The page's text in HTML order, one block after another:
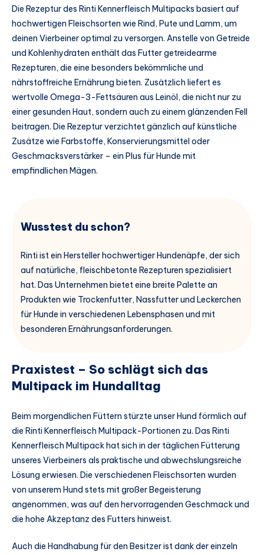
Die Rezeptur des Rinti Kennerfleisch Multipacks basiert auf
hochwertigen Fleischsorten wie Rind, Pute und Lamm, um
deinen Vierbeiner optimal zu versorgen. Anstelle von Getreide
und Kohlenhydraten enthält das Futter getreidearme
Rezepturen, die eine besonders bekömmliche und
nährstoffreiche Ernährung bieten. Zusätzlich liefert es
wertvolle Omega-3-Fettsäuren aus Leinöl, die nicht nur zu
einer gesunden Haut, sondern auch zu einem glänzenden Fell
beitragen. Die Rezeptur verzichtet gänzlich auf künstliche
Zusätze wie Farbstoffe, Konservierungsmittel oder
Geschmacksverstärker – ein Plus für Hunde mit
empfindlichen Mägen.
Wusstest du schon?
Rinti ist ein Hersteller hochwertiger Hundenäpfe, der sich
auf natürliche, fleischbetonte Rezepturen spezialisiert
hat. Das Unternehmen bietet eine breite Palette an
Produkten wie Trockenfutter, Nassfutter und Leckerchen
für Hunde in verschiedenen Lebensphasen und mit
besonderen Ernährungsanforderungen.
Praxistest – So schlägt sich das
Multipack im Hundalltag
Beim morgendlichen Füttern stürzte unser Hund förmlich auf
die Rinti Kennerfleisch Multipack-Portionen zu. Das Rinti
Kennerfleisch Multipack hat sich in der täglichen Fütterung
unseres Vierbeiners als praktische und abwechslungsreiche
Lösung erwiesen. Die verschiedenen Fleischsorten wurden
von unserem Hund stets mit großer Begeisterung
angenommen, was auf den hervorragenden Geschmack und
die hohe Akzeptanz des Futters hinweist.
Auch die Handhabung für den Besitzer ist dank der einzeln